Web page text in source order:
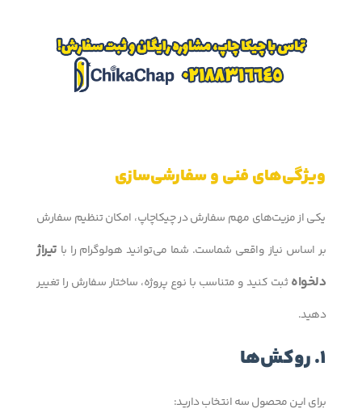
ویژگی‌های فنی و سفارشی‌سازی
یکی از مزیت‌های مهم سفارش در چیکاچاپ، امکان تنظیم سفارش
بر اساس نیاز واقعی شماست. شما می‌توانید هولوگرام را با تیراژ
دلخواهثبت کنید و متناسب با نوع پروژه، ساختار سفارش را تغییر
دهید.
1. روکش‌ها
برای این محصول سه انتخاب دارید: